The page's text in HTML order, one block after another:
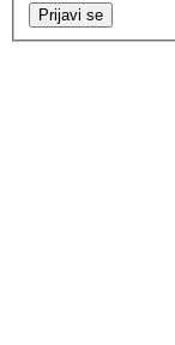
Prijavi se